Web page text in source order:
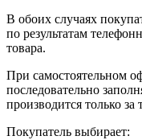
В обоих случаях
по результатам
товара.
При самостоятельном
последовательно
производится только за
Покупатель выбирает: